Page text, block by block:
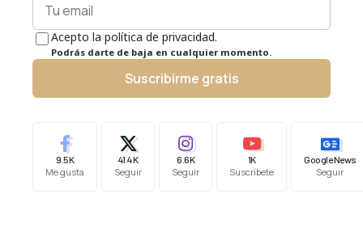
Acepto la política de privacidad.
Podrás darte de baja en cualquier momento.
Suscribirme gratis
9.5K
Me gusta
41.4K
Seguir
6.6K
Seguir
1K
Suscríbete
Google News
Seguir